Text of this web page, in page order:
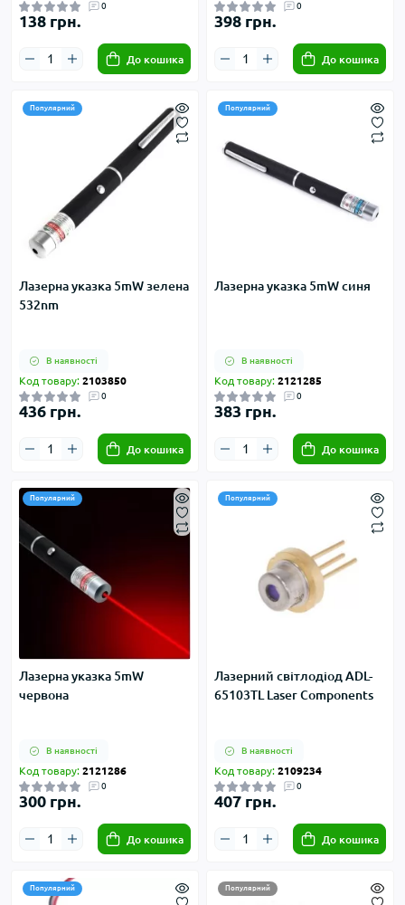
0
138 грн.
До кошика
0
398 грн.
До кошика
Популярний
Лазерна указка 5mW зелена
532nm
В наявності
Код товару: 2103850
0
436 грн.
До кошика
Популярний
Лазерна указка 5mW синя
В наявності
Код товару: 2121285
0
383 грн.
До кошика
Популярний
Лазерна указка 5mW
червона
В наявності
Код товару: 2121286
0
300 грн.
До кошика
Популярний
Лазерний світлодіод ADL-
65103TL Laser Components
В наявності
Код товару: 2109234
0
407 грн.
До кошика
Популярний Популярний